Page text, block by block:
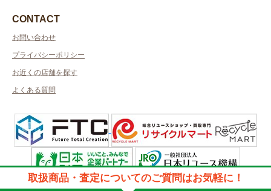
CONTACT
お問い合わせ
プライバシーポリシー
お近くの店舗を探す
よくある質問
許可管轄：福島県公安委員会
取扱商品・査定についてのご質問はお気軽に！